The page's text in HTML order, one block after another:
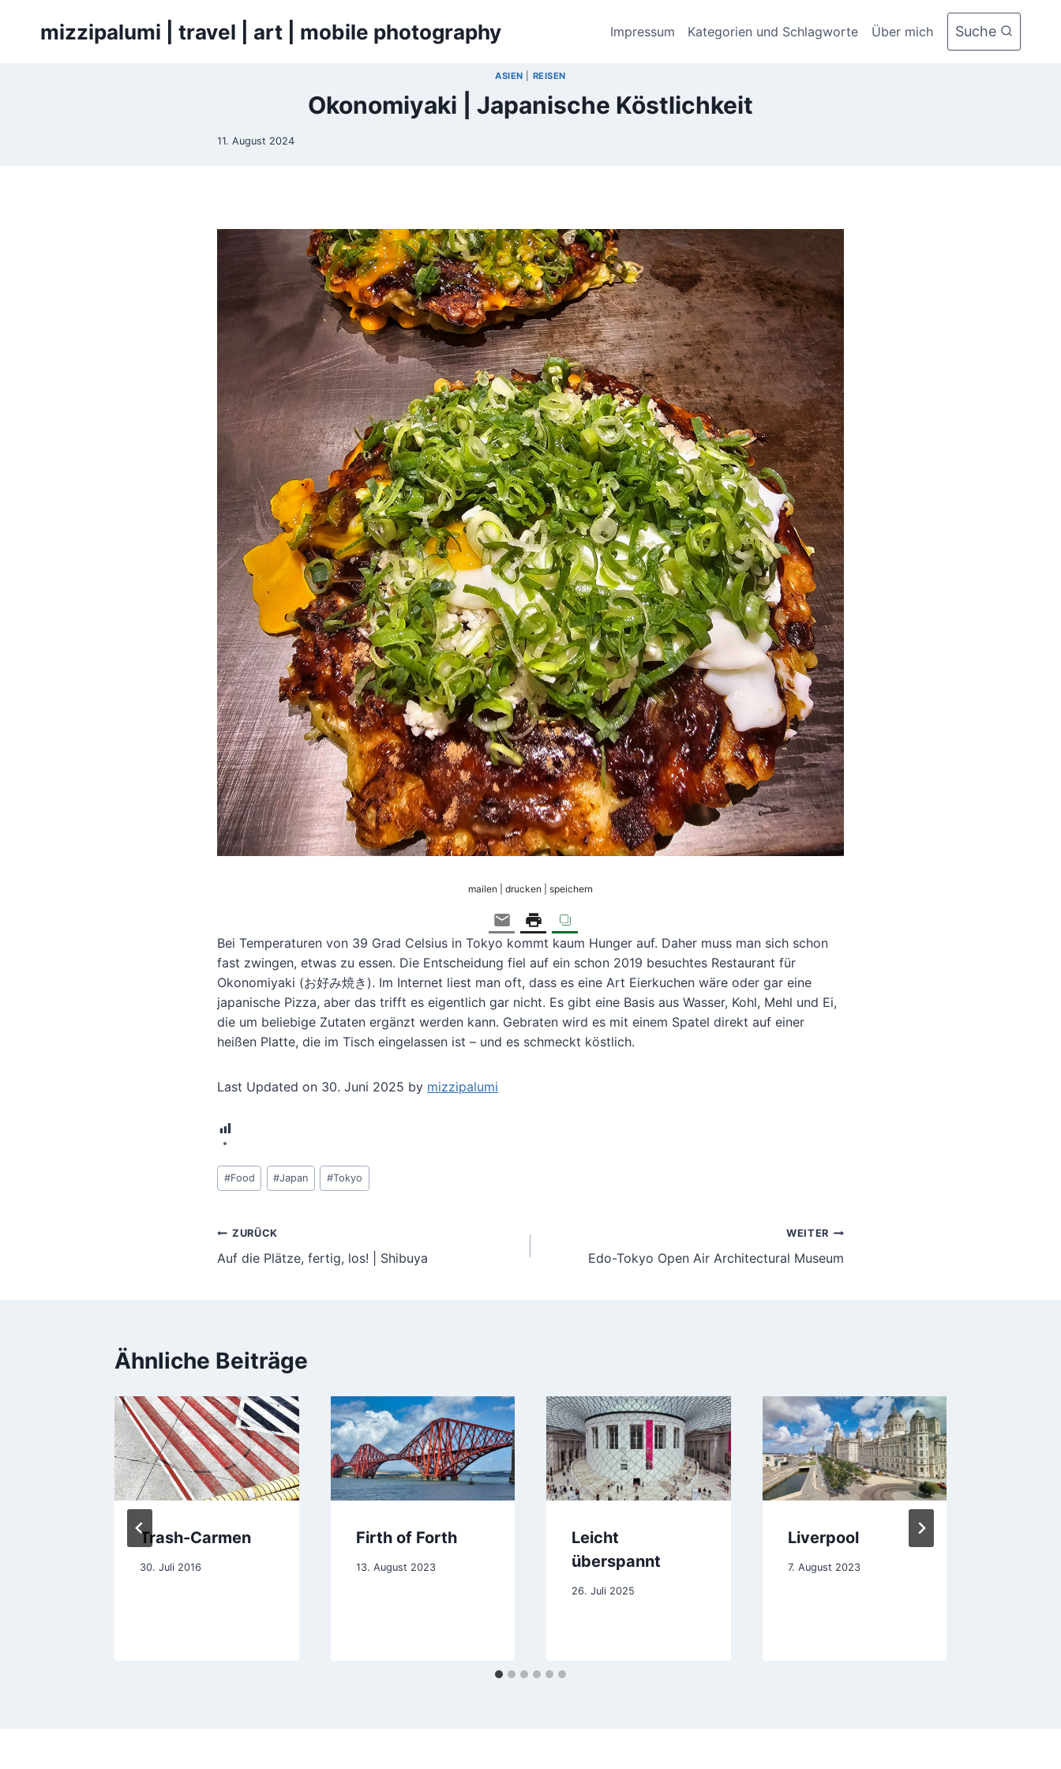
mizzipalumi | travel | art | mobile photography Impressum Kategorien und Schlagworte Über mich Suche
ASIEN REISEN
Okonomiyaki | Japanische Köstlichkeit
11. August 2024
mailen | drucken | speichern
Bei Temperaturen von 39 Grad Celsius in Tokyo kommt kaum Hunger auf. Daher muss man sich schon
fast zwingen, etwas zu essen. Die Entscheidung fiel auf ein schon 2019 besuchtes Restaurant für
Okonomiyaki (お好み焼き). Im Internet liest man oft, dass es eine Art Eierkuchen wäre oder gar eine
japanische Pizza, aber das trifft es eigentlich gar nicht. Es gibt eine Basis aus Wasser, Kohl, Mehl und Ei,
die um beliebige Zutaten ergänzt werden kann. Gebraten wird es mit einem Spatel direkt auf einer
heißen Platte, die im Tisch eingelassen ist – und es schmeckt köstlich.
Last Updated on 30. Juni 2025 by mizzipalumi
Schlagworte:
#Food #Japan #Tokyo
Beitragsnavigation
ZURÜCK
Auf die Plätze, fertig, los! | Shibuya
WEITER
Edo-Tokyo Open Air Architectural Museum
Ähnliche Beiträge
Trash-Carmen
30. Juli 2016
Firth of Forth
13. August 2023
Leicht
überspannt
26. Juli 2025
Liverpool
7. August 2023